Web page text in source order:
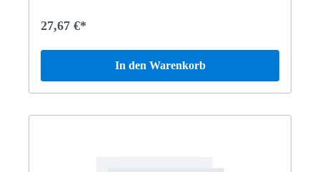
27,67 €*
In den Warenkorb